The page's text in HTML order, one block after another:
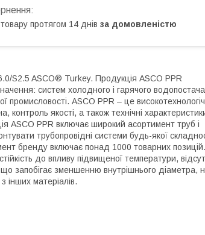
протягом 14 днів за домовленістю
S2.5 ASCO® Turkey. Продукція ASCO PPR
систем холодного і гарячого
промисловості. ASCO PPR – це
контроль якості, а також технічні
ASCO PPR включає широкий асортимент труб і
трубопровідні системи будь-якої
бренду включає понад 1000 товарних позицій.
до впливу підвищеної температури,
запобігає зменшенню внутрішнього діаметра,
інших матеріалів.